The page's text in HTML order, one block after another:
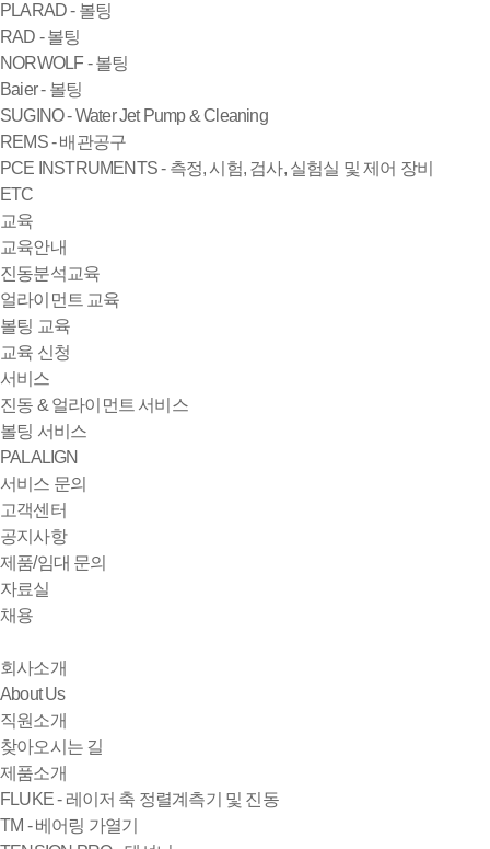
PLARAD - 볼팅
RAD - 볼팅
NORWOLF - 볼팅
Baier - 볼팅
SUGINO - Water Jet Pump & Cleaning
REMS - 배관공구
PCE INSTRUMENTS - 측정, 시험, 검사, 실험실 및 제어 장비
ETC
교육
교육안내
진동분석교육
얼라이먼트 교육
볼팅 교육
교육 신청
서비스
진동 & 얼라이먼트 서비스
볼팅 서비스
PALALIGN
서비스 문의
고객센터
공지사항
제품/임대 문의
자료실
채용
회사소개
About Us
직원소개
찾아오시는 길
제품소개
FLUKE - 레이저 축 정렬계측기 및 진동
TM - 베어링 가열기